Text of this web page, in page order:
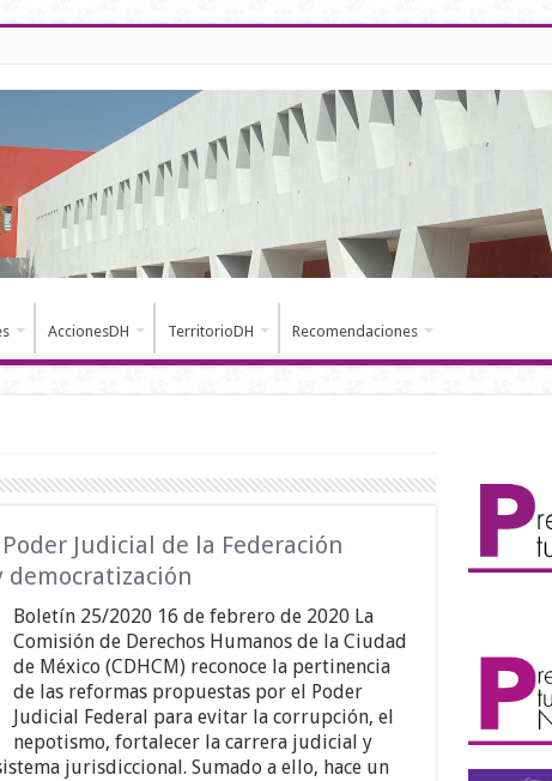
AccionesDH TerritorioDH Recomendaciones
Judicial de la Federación
Boletín 25/2020 16 de febrero de 2020 La
Comisión de Derechos Humanos de la Ciudad
de México (CDHCM) reconoce la pertinencia
de las reformas propuestas por el Poder
Judicial Federal para evitar la corrupción, el
nepotismo, fortalecer la carrera judicial y
jurisdiccional. Sumado a ello, hace un